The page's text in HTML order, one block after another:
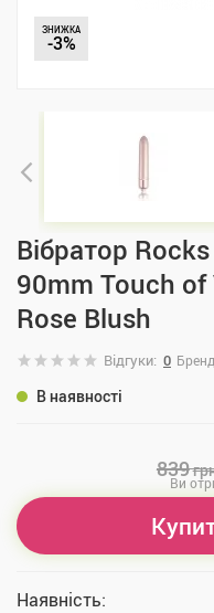
ЗНИЖКА
-3%
Вібратор
90mm Touch of
Rose Blush
Відгуки: 0
В наявності
839
Ви
Наявність: